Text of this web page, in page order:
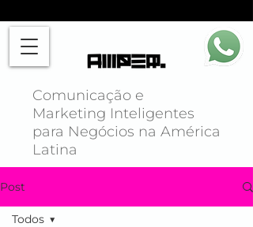
Comunicação e
Marketing Inteligentes
para Negócios na América
Latina
Post
Todos